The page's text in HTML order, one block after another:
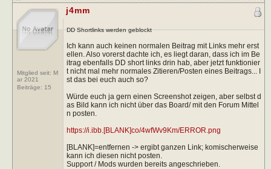
Mitglied seit: M
ar 2021
Beiträge: 15
j4mm
DD Shortlinks werden geblockt
Ich kann auch keinen normalen Beitrag mit Links mehr erst
ellen. Also vorerst dachte ich, es liegt daran, dass ich im Be
itrag ebenfalls DD short links drin hab, aber jetzt funktionier
t nicht mal mehr normales Zitieren/Posten eines Beitrags... I
st das bei euch auch so?
Würde euch ja gern einen Screenshot zeigen, aber selbst d
as Bild kann ich nicht über das Board/ mit den Forum Mittel
n posten.
https://i.ibb.[BLANK]co/4wfWv9Km/ERROR.png
[BLANK]=entfernen -> ergibt ganzen Link; komischerweise
kann ich diesen nicht posten.
Support / Mods wurden bereits angeschrieben.